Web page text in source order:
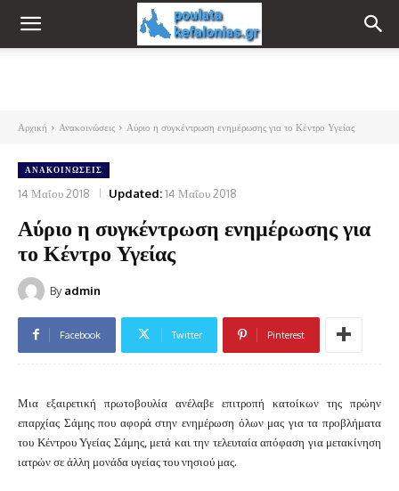
Αρχική Ανακοινώσεις Αύριο η συγκέντρωση ενημέρωσης για το Κέντρο Υγείας
ΑΝΑΚΟΙΝΏΣΕΙΣ
14 Μαΐου 2018 Updated:14 Μαΐου 2018
Αύριο η συγκέντρωση ενημέρωσης για
το Κέντρο Υγείας
By admin
Facebook Twitter Pinterest
Μια εξαιρετική πρωτοβουλία ανέλαβε επιτροπή κατοίκων της πρώην
επαρχίας Σάμης που αφορά στην ενημέρωση όλων μας για τα προβλήματα
του Κέντρου Υγείας Σάμης, μετά και την τελευταία απόφαση για μετακίνηση
ιατρών σε άλλη μονάδα υγείας του νησιού μας.